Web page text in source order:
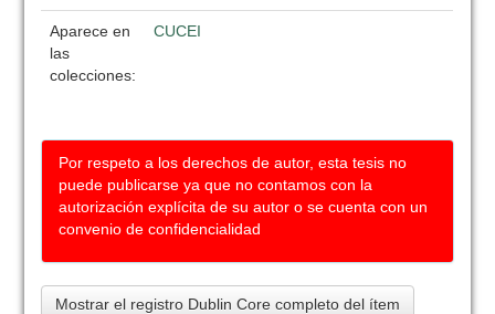
Aparece en
las
colecciones:
CUCEI
Por respeto a los derechos de autor, esta tesis no
puede publicarse ya que no contamos con la
autorización explícita de su autor o se cuenta con un
convenio de confidencialidad
Mostrar el registro Dublin Core completo del ítem